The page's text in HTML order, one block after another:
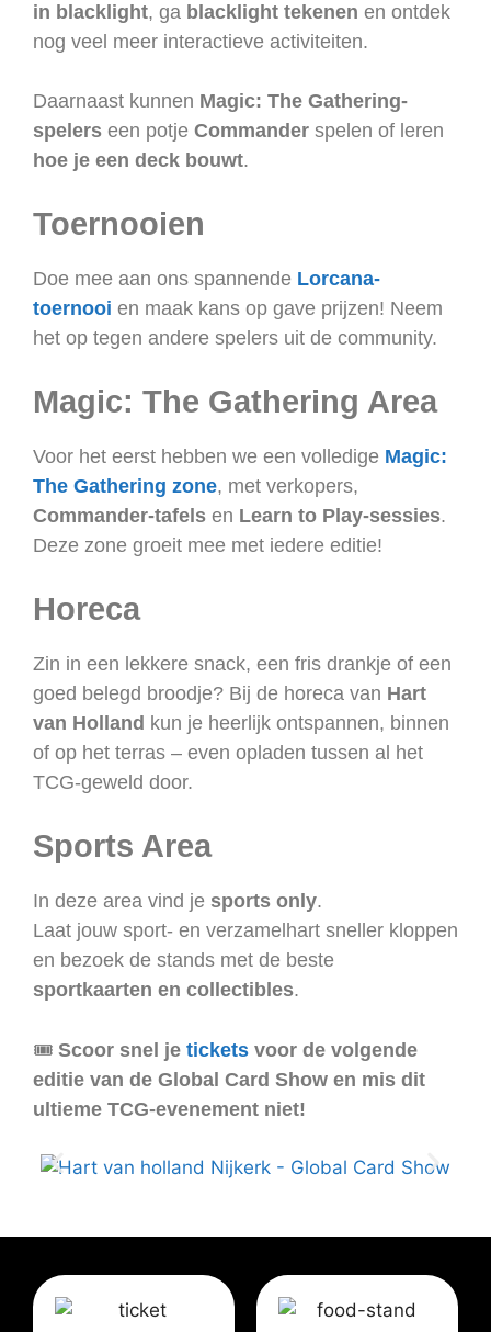
in blacklight, ga blacklight tekenen en ontdek
nog veel meer interactieve activiteiten.
Daarnaast kunnen Magic: The Gathering-
spelers een potje Commander spelen of leren
hoe je een deck bouwt.
Toernooien
Doe mee aan ons spannende Lorcana-
toernooi en maak kans op gave prijzen! Neem
het op tegen andere spelers uit de community.
Magic: The Gathering Area
Voor het eerst hebben we een volledige Magic:
The Gathering zone, met verkopers,
Commander-tafels en Learn to Play-sessies.
Deze zone groeit mee met iedere editie!
Horeca
Zin in een lekkere snack, een fris drankje of een
goed belegd broodje? Bij de horeca van Hart
van Holland kun je heerlijk ontspannen, binnen
of op het terras – even opladen tussen al het
TCG-geweld door.
Sports Area
In deze area vind je sports only.
Laat jouw sport- en verzamelhart sneller kloppen
en bezoek de stands met de beste
sportkaarten en collectibles.
🎟️ Scoor snel je tickets voor de volgende
editie van de Global Card Show en mis dit
ultieme TCG-evenement niet!